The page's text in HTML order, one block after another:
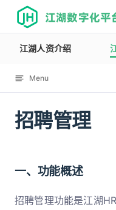
江湖数字化平
江湖人资介绍
Menu
招聘管理
12110
一、功能概述
招聘管理功能是江湖